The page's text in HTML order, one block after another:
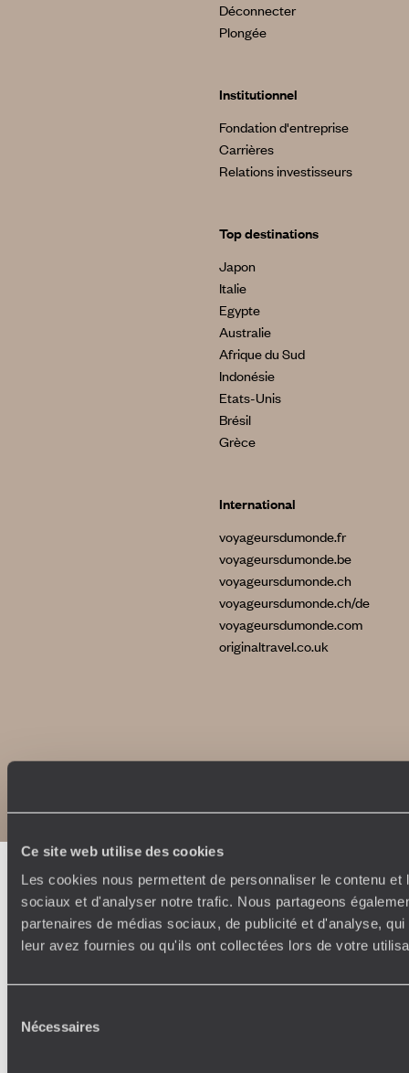
Ce site web utilise des cookies
Les cookies nous permettent de personnaliser le contenu
sociaux et d'analyser notre trafic. Nous partageons
partenaires de médias sociaux, de publicité et d'analyse,
leur avez fournies ou qu'ils ont collectées lors de votre
Nécessaires
Déconnecter
Plongée
Institutionnel
Fondation d'entreprise
Carrières
Relations investisseurs
Top destinations
Japon
Italie
Egypte
Australie
Afrique du Sud
Indonésie
Etats-Unis
Brésil
Grèce
International
voyageursdumonde.fr
voyageursdumonde.be
voyageursdumonde.ch
voyageursdumonde.ch/de
voyageursdumonde.com
originaltravel.co.uk
CopyrightsPlan du site